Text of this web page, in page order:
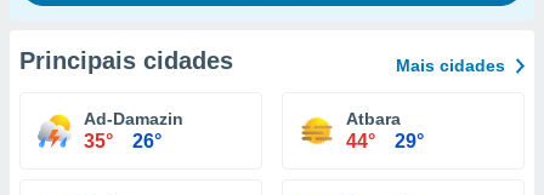
Principais cidades Mais cidades
Ad-Damazin
35° 26°
Atbara
44° 29°